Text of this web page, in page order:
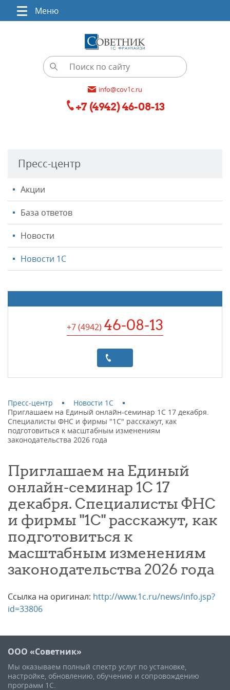
Меню
info@cov1c.ru
+7 (4942) 46-08-13
Пресс-центр
Акции
База ответов
Новости
Новости 1С
+7 (4942) 46-08-13
Пресс-центр
Новости 1С
Приглашаем на Единый онлайн-семинар 1С 17 декабря.
Специалисты ФНС и фирмы "1С" расскажут, как
подготовиться к масштабным изменениям
законодательства 2026 года
Приглашаем на Единый
онлайн-семинар 1С 17
декабря. Специалисты ФНС
и фирмы "1С" расскажут, как
подготовиться к
масштабным изменениям
законодательства 2026 года
Ссылка на оригинал: http://www.1c.ru/news/info.jsp?
id=33806
ООО «Советник»
Мы оказываем полный спектр услуг по установке,
настройке, обновлению, обучению и сопровождению
программ 1С.